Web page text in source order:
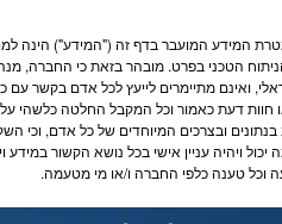
המידע המועבר בדף זה ("המידע") הינה
הטכני בפרט. מובהר בזאת כי החברה,
ואינם מתיימרים לייעץ לכל אדם בקשר
דעת כאמור וכל המקבל החלטה כלשהי על
ובצרכים המיוחדים של כל אדם, וכי
יכול ויהיה עניין אישי בכל נושא הקשור
וכל טענה כלפי החברה ו/או מי מטעמה.